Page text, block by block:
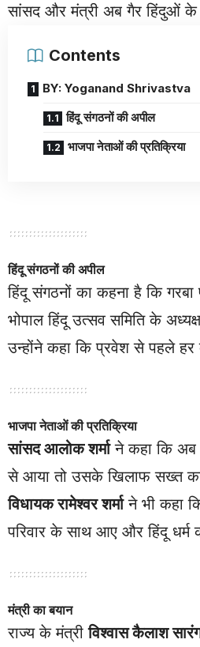
सांसद और मंत्री अब गैर हिंदुओं के
Contents
BY: Yoganand Shrivastva
हिंदू संगठनों की अपील
भाजपा नेताओं की प्रतिक्रिया
हिंदू संगठनों की अपील
हिंदू संगठनों का कहना है कि
भोपाल हिंदू उत्सव समिति के
उन्होंने कहा कि प्रवेश से पहले
भाजपा नेताओं की प्रतिक्रिया
सांसद आलोक शर्माने कहा कि अब
से आया तो उसके खिलाफ सख्त
विधायक रामेश्वर शर्माने भी कहा
परिवार के साथ आए और हिंदू धर्म
मंत्री का बयान
राज्य के मंत्रीविश्वास कैलाश